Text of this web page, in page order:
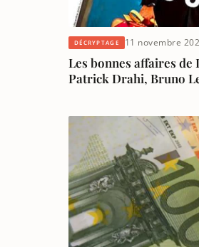
DÉCRYPTAGE 11 novembre
Les bonnes affaires
Patrick Drahi, Bruno